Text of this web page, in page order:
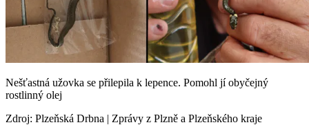
Nešťastná užovka se přilepila k lepence. Pomohl jí obyčejný
rostlinný olej
Zdroj: Plzeňská Drbna | Zprávy z Plzně a Plzeňského kraje